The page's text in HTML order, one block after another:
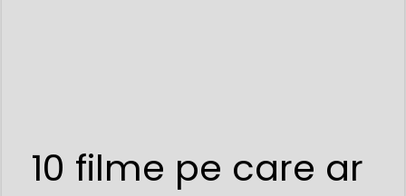
10 filme pe care ar